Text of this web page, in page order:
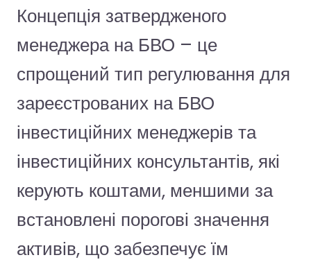
Концепція затвердженого
менеджера на БВО – це
спрощений тип регулювання для
зареєстрованих на БВО
інвестиційних менеджерів та
інвестиційних консультантів, які
керують коштами, меншими за
встановлені порогові значення
активів, що забезпечує їм